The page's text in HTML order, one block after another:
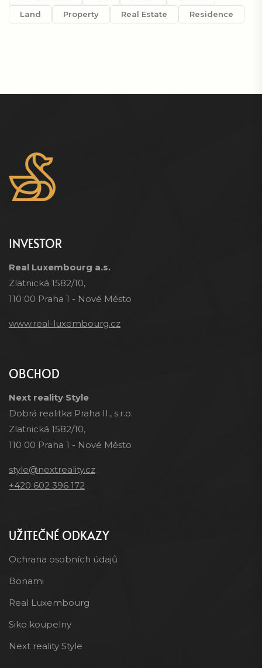
Land
Property Real Estate Residence
INVESTOR
Real Luxembourg a.s.
Zlatnická 1582/10,
110 00 Praha 1 - Nové Město
www.real-luxembourg.cz
OBCHOD
Next reality Style
Dobrá realitka Praha II., s.r.o.
Zlatnická 1582/10,
110 00 Praha 1 - Nové Město
style@nextreality.cz
+420 602 396 172
UŽITEČNÉ ODKAZY
Ochrana osobních údajů
Bonami
Real Luxembourg
Siko koupelny
Next reality Style